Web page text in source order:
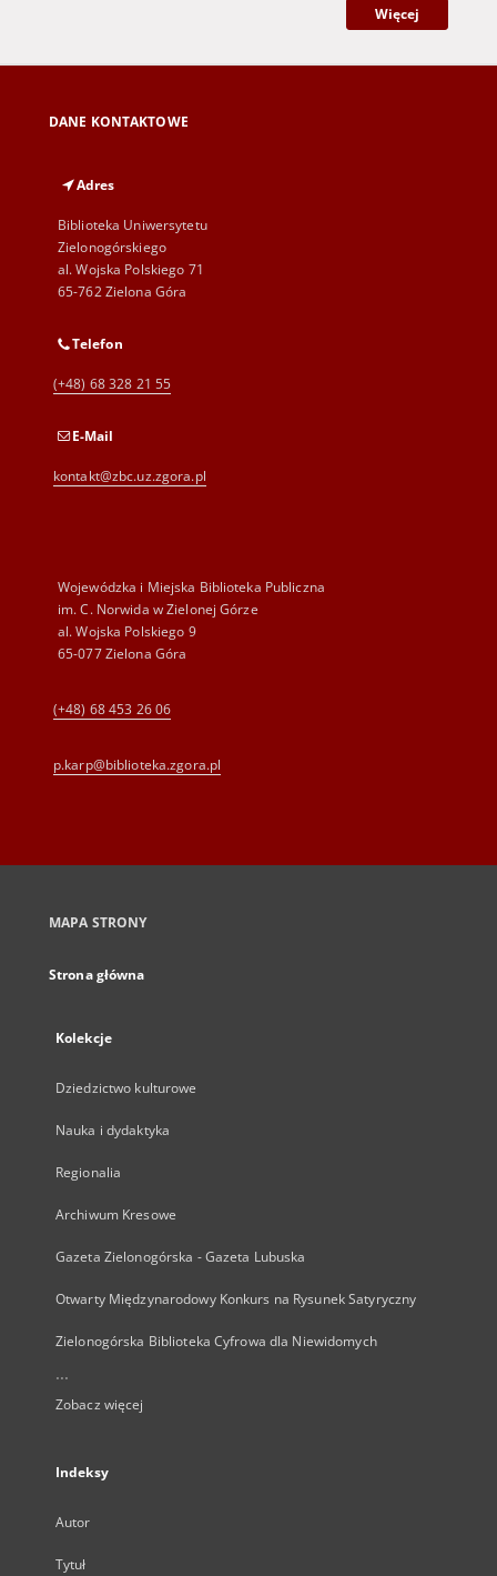
Więcej
DANE KONTAKTOWE
Adres
Biblioteka Uniwersytetu
Zielonogórskiego
al. Wojska Polskiego 71
65-762 Zielona Góra
Telefon
(+48) 68 328 21 55
E-Mail
kontakt@zbc.uz.zgora.pl
Wojewódzka i Miejska Biblioteka Publiczna
im. C. Norwida w Zielonej Górze
al. Wojska Polskiego 9
65-077 Zielona Góra
(+48) 68 453 26 06
p.karp@biblioteka.zgora.pl
MAPA STRONY
Strona główna
Kolekcje
Dziedzictwo kulturowe
Nauka i dydaktyka
Regionalia
Archiwum Kresowe
Gazeta Zielonogórska - Gazeta Lubuska
Otwarty Międzynarodowy Konkurs na Rysunek Satyryczny
Zielonogórska Biblioteka Cyfrowa dla Niewidomych
...
Zobacz więcej
Indeksy
Autor
Tytuł